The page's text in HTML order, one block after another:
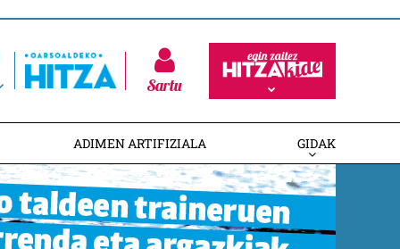
Sartu
ADIMEN ARTIFIZIALA GIDAK